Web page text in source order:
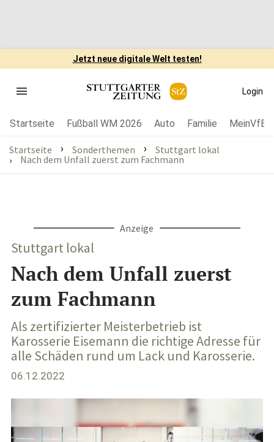
Jetzt neue digitale Welt testen!
Login
Startseite Fußball WM 2026 Auto Familie MeinVfB
Startseite › Sonderthemen ›
Stuttgart lokal
›
Nach dem Unfall zuerst zum Fachmann
Anzeige
Stuttgart lokal
Nach dem Unfall zuerst
zum Fachmann
Als zertifizierter Meisterbetrieb ist
Karosserie Eisemann die richtige Adresse für
alle Schäden rund um Lack und Karosserie.
06.12.2022